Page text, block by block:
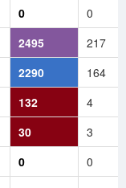
0
0
2495
217
2290
164
132
4
30
3
0
0